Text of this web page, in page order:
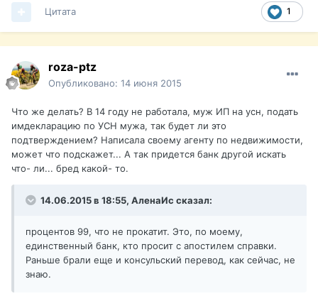
1
Цитата
roza-ptz
Опубликовано: 14 июня 2015
Что же делать? В 14 году не работала, муж ИП на усн, подать
имдекларацию по УСН мужа, так будет ли это
подтверждением? Написала своему агенту по недвижимости,
может что подскажет... А так придется банк другой искать
что- ли... бред какой- то.
14.06.2015 в 18:55, АленаИс сказал:
процентов 99, что не прокатит. Это, по моему,
единственный банк, кто просит с апостилем справки.
Раньше брали еще и консульский перевод, как сейчас, не
знаю.